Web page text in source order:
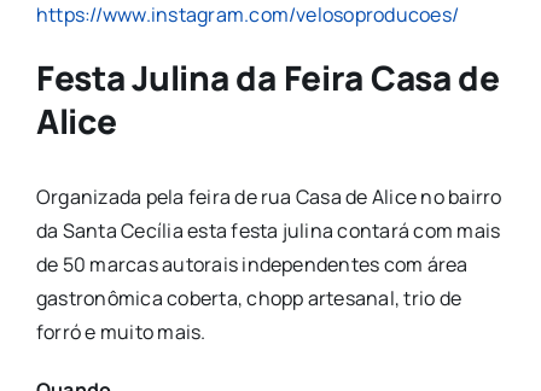
https://www.instagram.com/velosoproducoes/
Festa Julina da Feira Casa de
Alice
Organizada pela feira de rua Casa de Alice no bairro
da Santa Cecília esta festa julina contará com mais
de 50 marcas autorais independentes com área
gastronômica coberta, chopp artesanal, trio de
forró e muito mais.